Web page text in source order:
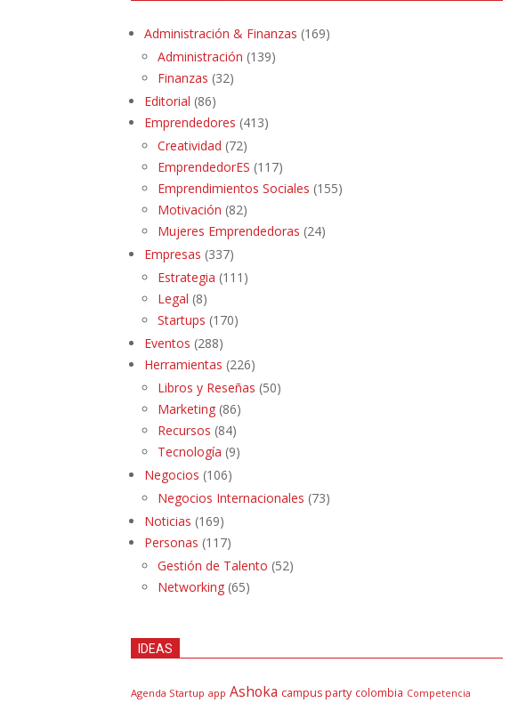
Administración & Finanzas (169)
Administración (139)
Finanzas (32)
Editorial (86)
Emprendedores (413)
Creatividad (72)
EmprendedorES (117)
Emprendimientos Sociales (155)
Motivación (82)
Mujeres Emprendedoras (24)
Empresas (337)
Estrategia (111)
Legal (8)
Startups (170)
Eventos (288)
Herramientas (226)
Libros y Reseñas (50)
Marketing (86)
Recursos (84)
Tecnología (9)
Negocios (106)
Negocios Internacionales (73)
Noticias (169)
Personas (117)
Gestión de Talento (52)
Networking (65)
IDEAS
Agenda Startup app Ashoka campus party colombia Competencia